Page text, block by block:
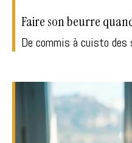
Faire son beurre
De commis à cuisto des